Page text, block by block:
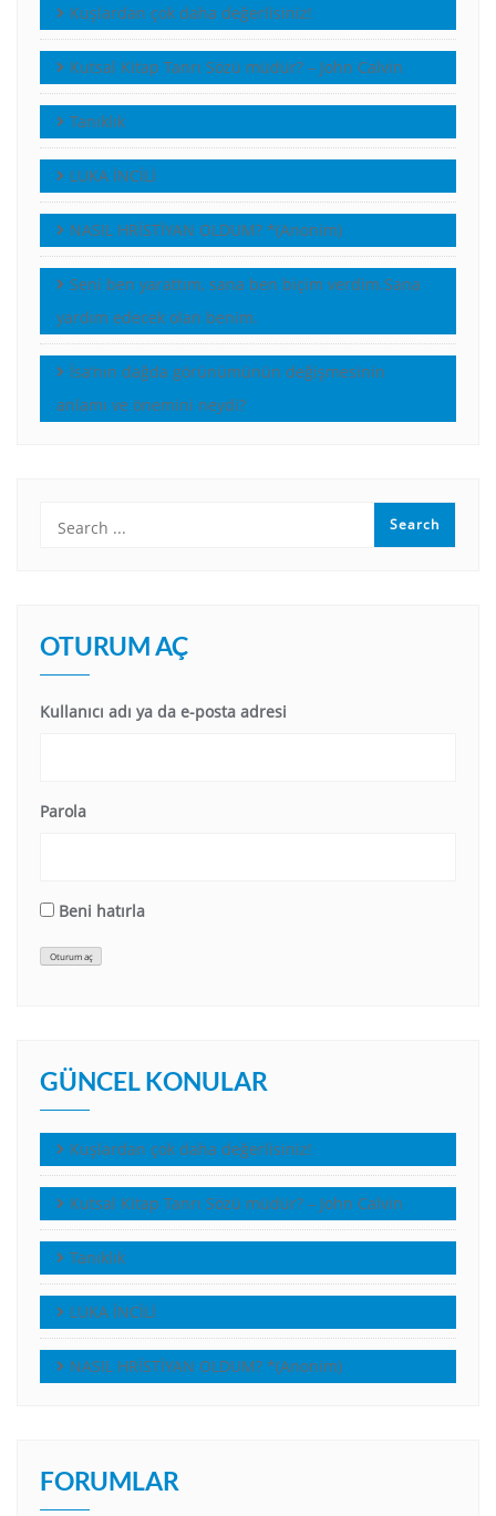
Kuşlardan çok daha değerlisiniz!
Kutsal Kitap Tanrı Sözü müdür? – John Calvin
Tanıklık
LUKA İNCİLİ
NASIL HRİSTİYAN OLDUM? *(Anonim)
Seni ben yarattım, sana ben biçim verdim.Sana
yardım edecek olan benim.
İsa’nın dağda görünümünün değişmesinin
anlamı ve önemini neydi?
OTURUM AÇ
Kullanıcı adı ya da e-posta adresi
Parola
Beni hatırla
Oturum aç
GÜNCEL KONULAR
Kuşlardan çok daha değerlisiniz!
Kutsal Kitap Tanrı Sözü müdür? – John Calvin
Tanıklık
LUKA İNCİLİ
NASIL HRİSTİYAN OLDUM? *(Anonim)
FORUMLAR